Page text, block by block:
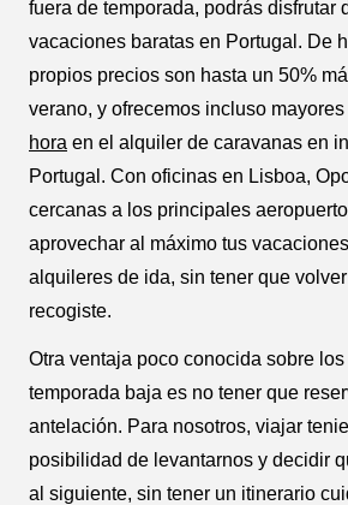
fuera de temporada, podrás disfrutar
vacaciones baratas en Portugal. De
propios precios son hasta un 50%
verano, y ofrecemos incluso mayores
hora en el alquiler de caravanas en
Portugal. Con oficinas en Lisboa,
cercanas a los principales
aprovechar al máximo tus
alquileres de ida, sin tener que
recogiste.
Otra ventaja poco conocida sobre
temporada baja es no tener que
antelación. Para nosotros, viajar
posibilidad de levantarnos y decidir
al siguiente, sin tener un itinerario